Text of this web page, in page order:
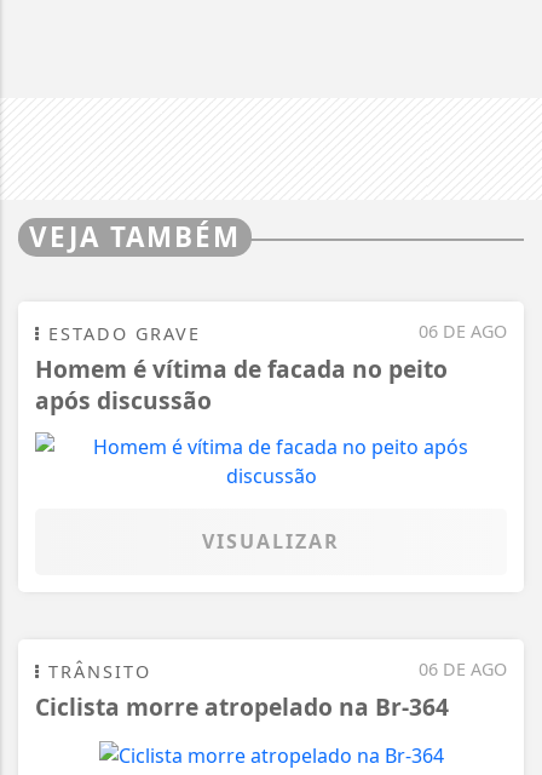
VEJA TAMBÉM
06 DE AGO
ESTADO GRAVE
Homem é vítima de facada no peito
após discussão
VISUALIZAR
06 DE AGO
TRÂNSITO
Ciclista morre atropelado na Br-364